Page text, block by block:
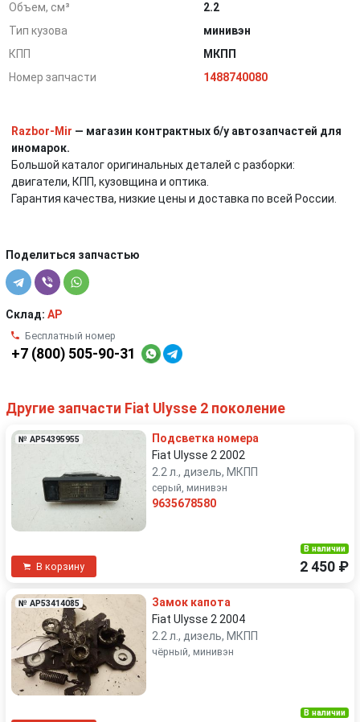
Объем, см³
2.2
Тип кузова
минивэн
КПП
МКПП
Номер запчасти
1488740080
Razbor-Mir — магазин контрактных б/у автозапчастей для
иномарок.
Большой каталог оригинальных деталей с разборки:
двигатели, КПП, кузовщина и оптика.
Гарантия качества, низкие цены и доставка по всей России.
Поделиться запчастью
Склад: AP
Бесплатный номер
+7 (800) 505-90-31
Другие запчасти Fiat Ulysse 2 поколение
№ AP54395955
Подсветка номера
Fiat Ulysse 2 2002
2.2 л., дизель, МКПП
серый, минивэн
9635678580
В корзину
В наличии
2 450 ₽
№ AP53414085
Замок капота
Fiat Ulysse 2 2004
2.2 л., дизель, МКПП
чёрный, минивэн
В наличии